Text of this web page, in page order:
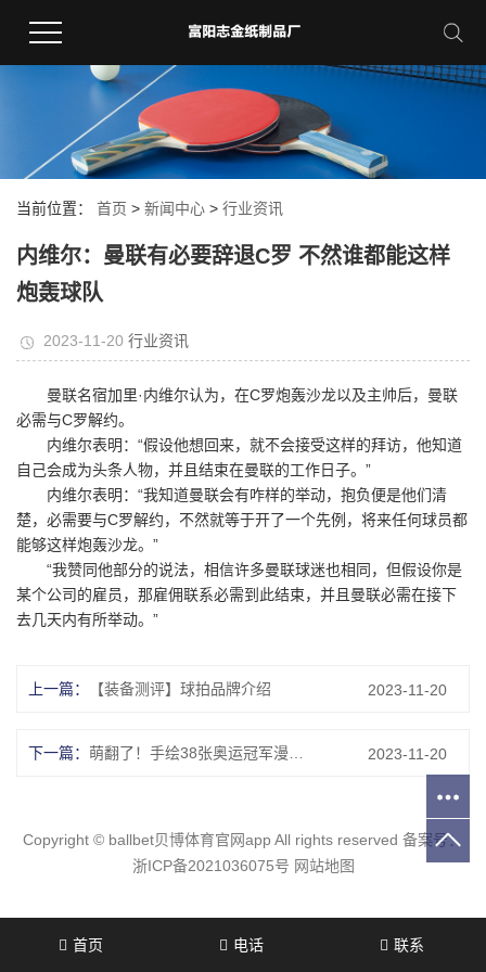
当前位置： 首页 > 新闻中心 > 行业资讯
内维尔：曼联有必要辞退C罗 不然谁都能这样
炮轰球队
2023-11-20 行业资讯
曼联名宿加里·内维尔认为，在C罗炮轰沙龙以及主帅后，曼联
必需与C罗解约。
内维尔表明：“假设他想回来，就不会接受这样的拜访，他知道
自己会成为头条人物，并且结束在曼联的工作日子。”
内维尔表明：“我知道曼联会有咋样的举动，抱负便是他们清
楚，必需要与C罗解约，不然就等于开了一个先例，将来任何球员都
能够这样炮轰沙龙。”
“我赞同他部分的说法，相信许多曼联球迷也相同，但假设你是
某个公司的雇员，那雇佣联系必需到此结束，并且曼联必需在接下
去几天内有所举动。”
上一篇： 【装备测评】球拍品牌介绍 2023-11-20
下一篇： 2023-11-20
Copyright © ballbet贝博体育官网app All rights reserved 备案号：
浙ICP备2021036075号 网站地图
首页 电话 联系